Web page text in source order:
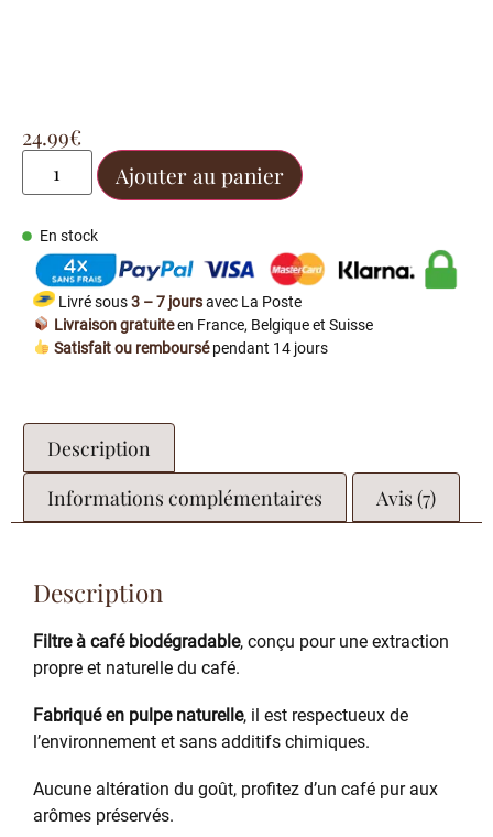
24.99€
Ajouter au panier
En stock
Livré sous3 – 7 joursavec La Poste
Livraison gratuiteen France, Belgique et Suisse
Satisfait ou remboursépendant 14 jours
Description
Informations complémentaires
Avis (7)
Description
Filtre à café biodégradable, conçu pour une extraction
propre et naturelle du café.
Fabriqué en pulpe naturelle, il est respectueux de
l’environnement et sans additifs chimiques.
Aucune altération du goût, profitez d’un café pur aux
arômes préservés.